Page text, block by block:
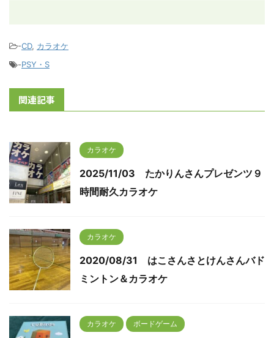
-CD, カラオケ
-PSY・S
関連記事
カラオケ
2025/11/03 たかりんさんプレゼンツ９
時間耐久カラオケ
カラオケ
2020/08/31 はこさんさとけんさんバド
ミントン＆カラオケ
カラオケ ボードゲーム